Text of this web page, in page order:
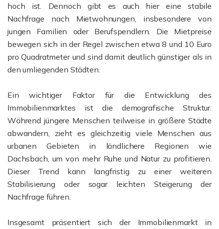
hoch ist. Dennoch gibt es auch hier eine stabile
Nachfrage nach Mietwohnungen, insbesondere von
jungen Familien oder Berufspendlern. Die Mietpreise
bewegen sich in der Regel zwischen etwa 8 und 10 Euro
pro Quadratmeter und sind damit deutlich günstiger als in
den umliegenden Städten.
Ein wichtiger Faktor für die Entwicklung des
Immobilienmarktes ist die demografische Struktur.
Während jüngere Menschen teilweise in größere Städte
abwandern, zieht es gleichzeitig viele Menschen aus
urbanen Gebieten in ländlichere Regionen wie
Dachsbach, um von mehr Ruhe und Natur zu profitieren.
Dieser Trend kann langfristig zu einer weiteren
Stabilisierung oder sogar leichten Steigerung der
Nachfrage führen.
Insgesamt präsentiert sich der Immobilienmarkt in